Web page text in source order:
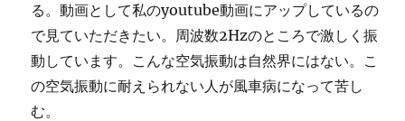
る。動画として私のyoutube動画にアップしているの
で見ていただきたい。周波数2Hzのところで激しく振
動しています。こんな空気振動は自然界にはない。こ
の空気振動に耐えられない人が風車病になって苦し
む。